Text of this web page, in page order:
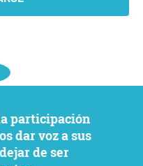
dar voz a sus
de ser